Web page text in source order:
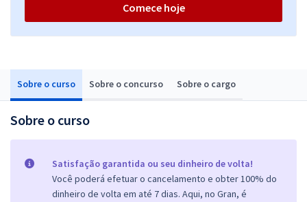
Sobre o curso Sobre o concurso Sobre o cargo
Sobre o curso
Satisfação garantida ou seu dinheiro de volta!
Você poderá efetuar o cancelamento e obter 100% do
dinheiro de volta em até 7 dias. Aqui, no Gran, é
Comece hoje